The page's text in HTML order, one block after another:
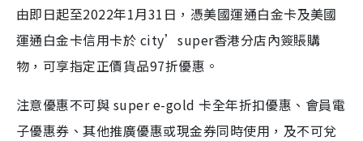
由即日起至2022年1月31日，憑美國運通白金卡及美國
運通白金卡信用卡於 city’super香港分店內簽賬購
物，可享指定正價貨品97折優惠。
注意優惠不可與 super e-gold 卡全年折扣優惠、會員電
子優惠券、其他推廣優惠或現金券同時使用，及不可兌